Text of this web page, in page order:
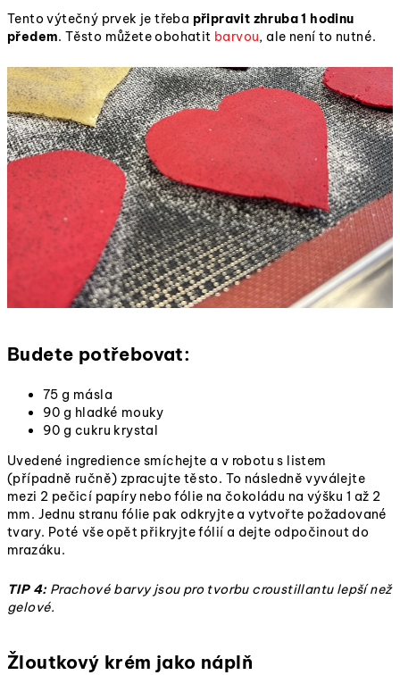
Tento výtečný prvek je třeba připravit zhruba 1 hodinu
předem.Těsto můžete obohatit barvou, ale není to nutné.
Budete potřebovat:
75 g másla
90 g hladké mouky
90 g cukru krystal
Uvedené ingredience smíchejte a v robotu s listem
(případně ručně) zpracujte těsto. To následně vyválejte
mezi 2 pečicí papíry nebo fólie na čokoládu na výšku 1 až 2
mm. Jednu stranu fólie pak odkryjte a vytvořte požadované
tvary. Poté vše opět přikryjte fólií a dejte odpočinout do
mrazáku.
TIP 4:Prachové barvy jsou pro tvorbu croustillantu lepší než
gelové.
Žloutkový krém jako náplň